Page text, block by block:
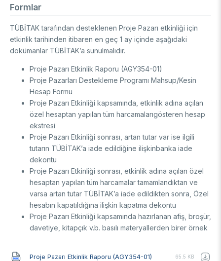
Formlar
TÜBİTAK tarafından desteklenen Proje Pazarı etkinliği için
etkinlik tarihinden itibaren en geç 1 ay içinde aşağıdaki
dokümanlar TÜBİTAK’a sunulmalıdır.
Proje Pazarı Etkinlik Raporu (AGY354-01)
Proje Pazarları Destekleme Programı Mahsup/Kesin
Hesap Formu
Proje Pazarı Etkinliği kapsamında, etkinlik adına açılan
özel hesaptan yapılan tüm harcamalarıgösteren hesap
ekstresi
Proje Pazarı Etkinliği sonrası, artan tutar var ise ilgili
tutarın TÜBİTAK’a iade edildiğine ilişkinbanka iade
dekontu
Proje Pazarı Etkinliği sonrası, etkinlik adına açılan özel
hesaptan yapılan tüm harcamalar tamamlandıktan ve
varsa artan tutar TÜBİTAK’a iade edildikten sonra, Özel
hesabın kapatıldığına ilişkin kapatma dekontu
Proje Pazarı Etkinliği kapsamında hazırlanan afiş, broşür,
davetiye, kitapçık v.b. basılı materyallerden birer örnek
Belge
Proje Pazarı Etkinlik Raporu (AGY354-01) 65.5 KB